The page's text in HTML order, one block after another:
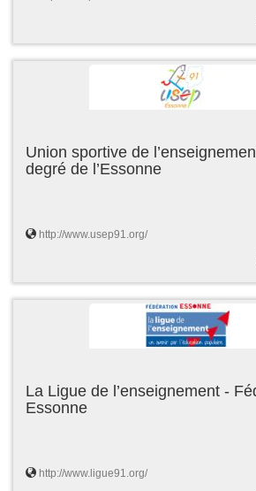
Union sportive de
degré de l’Essonne
http://www.usep91.org/
La Ligue de l’enseignement -
Essonne
http://www.ligue91.org/